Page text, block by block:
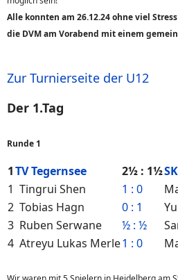
Alle konnten am 26.12.24 ohne viel
die DVM am Vorabend mit einem
Zur Turnierseite der U12
Der 1.Tag
Runde 1
1TV Tegernsee 2½ : 1½
1 Tingrui Shen 1 : 0
2 Tobias Hagn 0 : 1
3 Ruben Serwane ½ : ½
4 Atreyu Lukas Merle1 : 0